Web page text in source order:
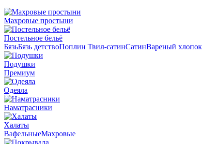
Махровые простыни
Постельное бельё
БязьБязь детствоПоплин Твил-сатинСатинВареный хлопок
Подушки
Премиум
Одеяла
Наматрасники
Халаты
ВафельныеМахровые